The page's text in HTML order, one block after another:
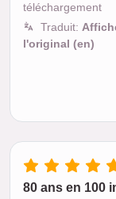
téléchargement
Traduit:
l'original (en)
80 ans en 100